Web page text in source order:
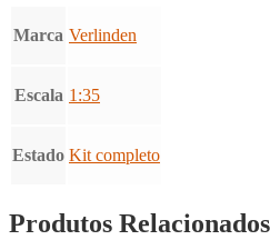
Marca Verlinden
Escala 1:35
Estado Kit completo
Produtos Relacionados